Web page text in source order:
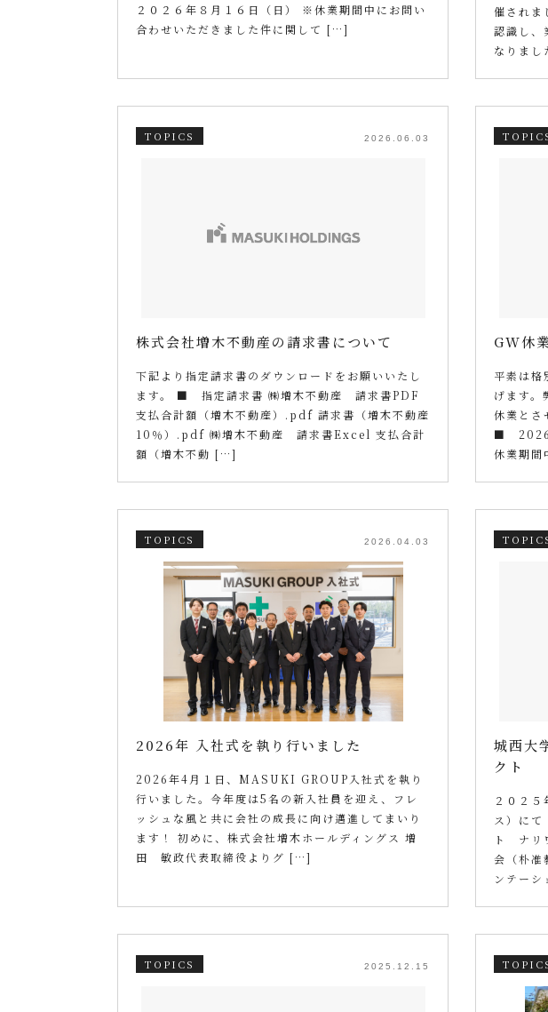
２０２６年８月１６日（日） ※休業期間中にお問い
合わせいただきました件に関して […]
催されま
認識し、
なりまし
TOPICS 2026.06.03
株式会社増木不動産の請求書について
下記より指定請求書のダウンロードをお願いいたし
ます。 ■ 指定請求書 ㈱増木不動産 請求書PDF
支払合計額（増木不動産）.pdf 請求書（増木不動産
10％）.pdf ㈱増木不動産 請求書Excel 支払合計
額（増木不動 […]
GW休
平素は格
げます。
休業と
■ 2026
休業期
TOPICS 2026.04.03
2026年 入社式を執り行いました
2026年4月１日、MASUKI GROUP入社式を執り
行いました。今年度は5名の新入社員を迎え、フレ
ッシュな風と共に会社の成長に向け邁進してまいり
ます！ 初めに、株式会社増木ホールディングス 増
田 敏政代表取締役よりグ […]
城西大
クト
２０２
ス）にて
ト ナリ
会（朴准
ンテー
TOPICS 2025.12.15